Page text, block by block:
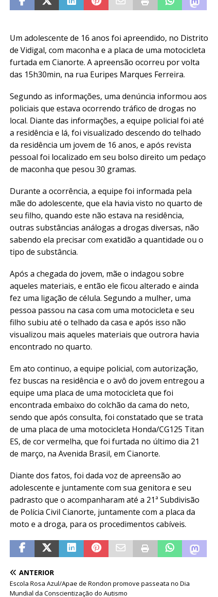
Um adolescente de 16 anos foi apreendido, no Distrito
de Vidigal, com maconha e a placa de uma motocicleta
furtada em Cianorte. A apreensão ocorreu por volta
das 15h30min, na rua Euripes Marques Ferreira.
Segundo as informações, uma denúncia informou aos
policiais que estava ocorrendo tráfico de drogas no
local. Diante das informações, a equipe policial foi até
a residência e lá, foi visualizado descendo do telhado
da residência um jovem de 16 anos, e após revista
pessoal foi localizado em seu bolso direito um pedaço
de maconha que pesou 30 gramas.
Durante a ocorrência, a equipe foi informada pela
mãe do adolescente, que ela havia visto no quarto de
seu filho, quando este não estava na residência,
outras substâncias análogas a drogas diversas, não
sabendo ela precisar com exatidão a quantidade ou o
tipo de substância.
Após a chegada do jovem, mãe o indagou sobre
aqueles materiais, e então ele ficou alterado e ainda
fez uma ligação de célula. Segundo a mulher, uma
pessoa passou na casa com uma motocicleta e seu
filho subiu até o telhado da casa e após isso não
visualizou mais aqueles materiais que outrora havia
encontrado no quarto.
Em ato continuo, a equipe policial, com autorização,
fez buscas na residência e o avô do jovem entregou a
equipe uma placa de uma motocicleta que foi
encontrada embaixo do colchão da cama do neto,
sendo que após consulta, foi constatado que se trata
de uma placa de uma motocicleta Honda/CG125 Titan
ES, de cor vermelha, que foi furtada no último dia 21
de março, na Avenida Brasil, em Cianorte.
Diante dos fatos, foi dada voz de apreensão ao
adolescente e juntamente com sua genitora e seu
padrasto que o acompanharam até a 21ª Subdivisão
de Polícia Civil Cianorte, juntamente com a placa da
moto e a droga, para os procedimentos cabíveis.
ANTERIOR
Escola Rosa Azul/Apae de Rondon promove passeata no Dia
Mundial da Conscientização do Autismo